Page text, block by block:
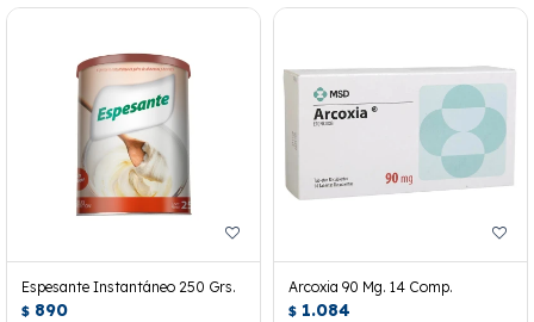
Espesante Instantáneo 250 Grs.
$ 890
Arcoxia 90 Mg. 14 Comp.
$ 1.084